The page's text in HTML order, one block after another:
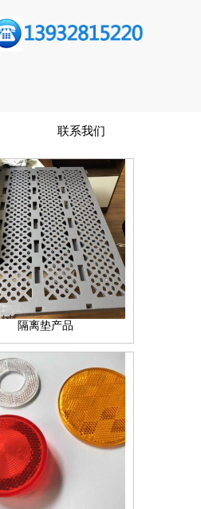
联系我们
隔离垫产品